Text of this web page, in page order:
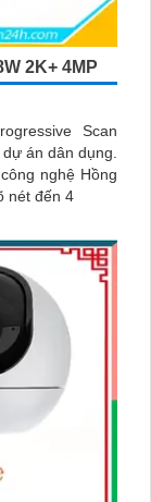
2K+ 4MP
Scan
án dân dụng.
nghệ Hồng
nét đến 4